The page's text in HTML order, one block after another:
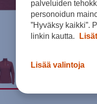
palveluiden
personoidun
”Hyväksy kaikki”.
linkin kautta.
Lisää valintoja